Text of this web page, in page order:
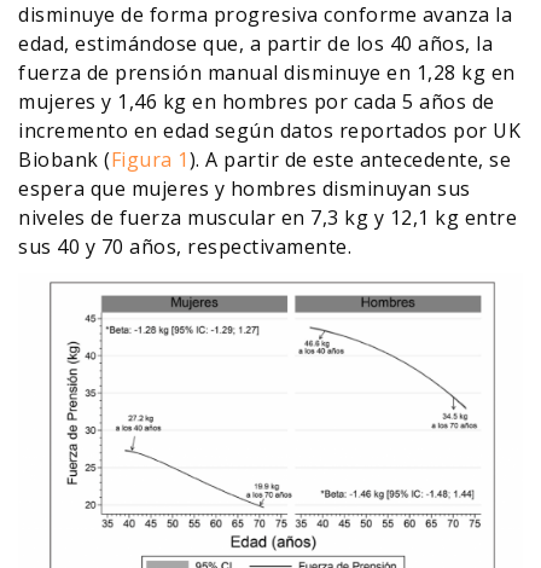
disminuye de forma progresiva conforme avanza la
edad, estimándose que, a partir de los 40 años, la
fuerza de prensión manual disminuye en 1,28 kg en
mujeres y 1,46 kg en hombres por cada 5 años de
incremento en edad según datos reportados por UK
Biobank (Figura 1). A partir de este antecedente, se
espera que mujeres y hombres disminuyan sus
niveles de fuerza muscular en 7,3 kg y 12,1 kg entre
sus 40 y 70 años, respectivamente.